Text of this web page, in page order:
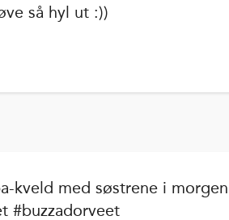
så hyl ut :))
kveld med søstrene i morgen
#buzzadorveet